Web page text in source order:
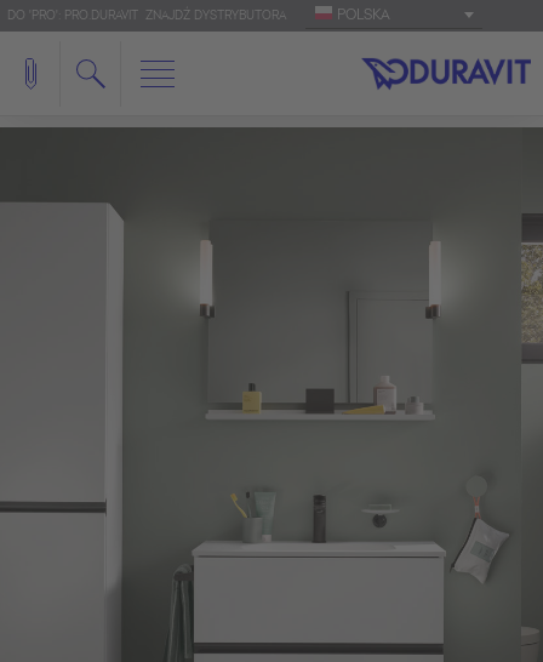
DO 'PRO': PRO.DURAVIT ZNAJDŹ DYSTRYBUTORA POLSKA